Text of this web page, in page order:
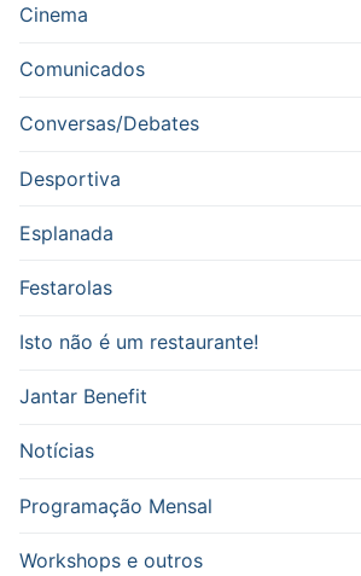
Cinema
Comunicados
Conversas/Debates
Desportiva
Esplanada
Festarolas
Isto não é um restaurante!
Jantar Benefit
Notícias
Programação Mensal
Workshops e outros